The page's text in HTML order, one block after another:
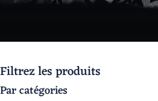
Filtrez les produits
Par catégories